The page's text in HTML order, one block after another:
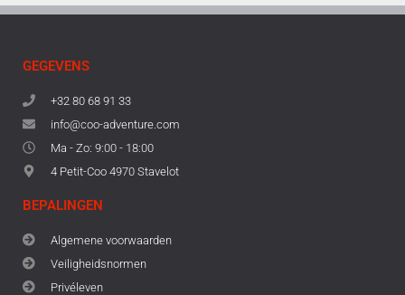
GEGEVENS
+32 80 68 91 33
info@coo-adventure.com
Ma - Zo: 9:00 - 18:00
4 Petit-Coo 4970 Stavelot
BEPALINGEN
Algemene voorwaarden
Veiligheidsnormen
Privéleven